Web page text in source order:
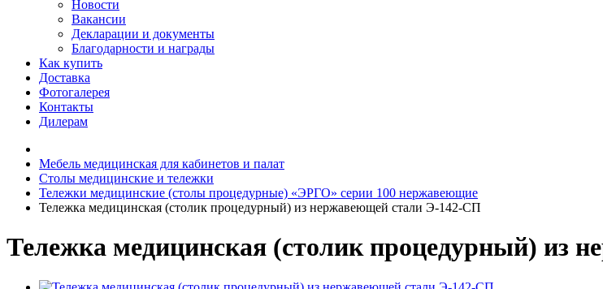
Новости
Вакансии
Декларации и документы
Благодарности и награды
Как купить
Доставка
Фотогалерея
Контакты
Дилерам
Мебель медицинская для кабинетов и палат
Столы медицинские и тележки
Тележки медицинские (столы процедурные) «ЭРГО» серии 100 нержавеющие
Тележка медицинская (столик процедурный) из нержавеющей стали Э-142-СП
Тележка медицинская (столик процедурный) из